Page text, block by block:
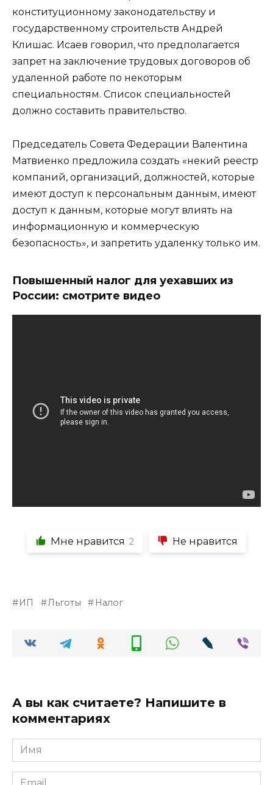
конституционному законодательству и
государственному строительств Андрей
Клишас. Исаев говорил, что предполагается
запрет на заключение трудовых договоров об
удаленной работе по некоторым
специальностям. Список специальностей
должно составить правительство.
Председатель Совета Федерации Валентина
Матвиенко предложила создать «некий реестр
компаний, организаций, должностей, которые
имеют доступ к персональным данным, имеют
доступ к данным, которые могут влиять на
информационную и коммерческую
безопасность», и запретить удаленку только им.
Повышенный налог для уехавших из
России: смотрите видео
Мне нравится 2 Не нравится
ИП Льготы Налог
А вы как считаете? Напишите в
комментариях
Имя
*
Email